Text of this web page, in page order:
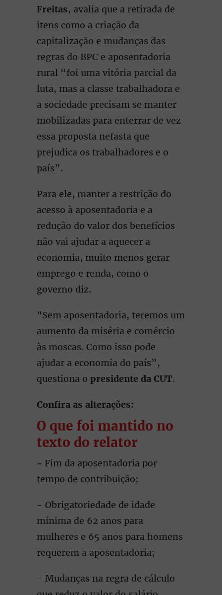
Freitas, avalia que a retirada de
itens como a criação da
capitalização e mudanças das
regras do BPC e aposentadoria
rural “foi uma vitória parcial da
luta, mas a classe trabalhadora e
a sociedade precisam se manter
mobilizadas para enterrar de vez
essa proposta nefasta que
prejudica os trabalhadores e o
país”.
Para ele, manter a restrição do
acesso à aposentadoria e a
redução do valor dos benefícios
não vai ajudar a aquecer a
economia, muito menos gerar
emprego e renda, como o
governo diz.
"Sem aposentadoria, teremos um
aumento da miséria e comércio
às moscas. Como isso pode
ajudar a economia do país”,
questiona o presidente da CUT.
Confira as alterações:
O que foi mantido no
texto do relator
- Fim da aposentadoria por
tempo de contribuição;
- Obrigatoriedade de idade
mínima de 62 anos para
mulheres e 65 anos para homens
requerem a aposentadoria;
- Mudanças na regra de cálculo